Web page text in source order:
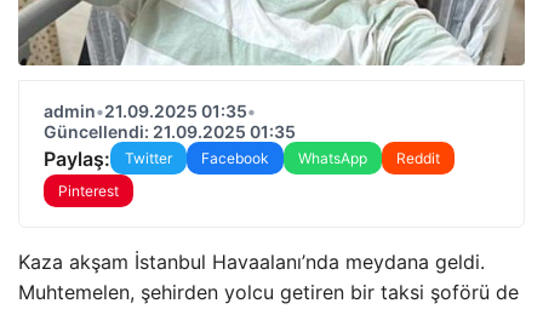
admin•21.09.2025 01:35•
Güncellendi: 21.09.2025 01:35
Paylaş: Twitter Facebook WhatsApp
Reddit
Pinterest
Kaza akşam İstanbul Havaalanı’nda meydana geldi.
Muhtemelen, şehirden yolcu getiren bir taksi şoförü de